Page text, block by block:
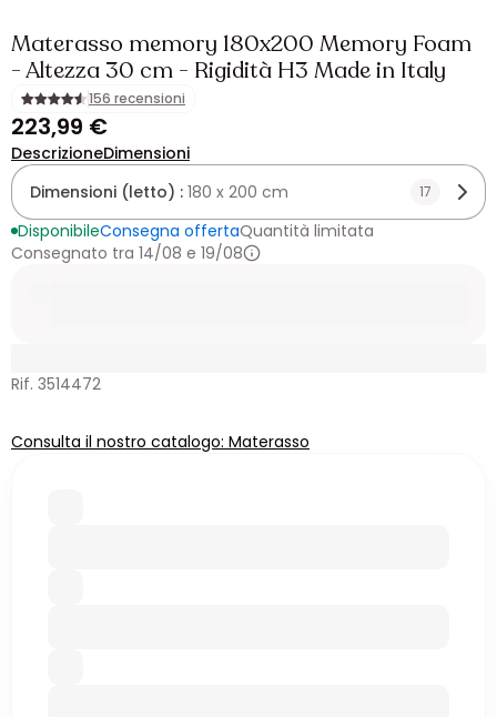
Materasso memory 180x200 Memory Foam
- Altezza 30 cm - Rigidità H3 Made in Italy
156 recensioni
223,99 €
DescrizioneDimensioni
Dimensioni (letto) : 180 x 200 cm 17
DisponibileConsegna offertaQuantità limitata
Consegnato tra 14/08 e 19/08
Rif. 3514472
Consulta il nostro catalogo: Materasso